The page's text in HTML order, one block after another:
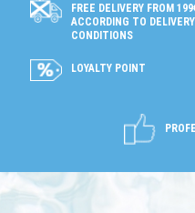
FREE DELIVERY FROM
ACCORDING TO DELIVERY
CONDITIONS
LOYALTY POINT